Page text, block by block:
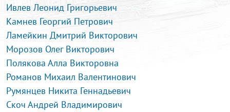
Ивлев Леонид Григорьевич
Камнев Георгий Петрович
Ламейкин Дмитрий Викторович
Морозов Олег Викторович
Полякова Алла Викторовна
Романов Михаил Валентинович
Румянцев Никита Геннадьевич
Скоч Андрей Владимирович